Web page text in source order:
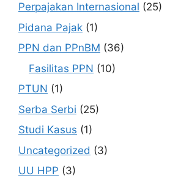
Perpajakan Internasional (25)
Pidana Pajak (1)
PPN dan PPnBM (36)
Fasilitas PPN (10)
PTUN (1)
Serba Serbi (25)
Studi Kasus (1)
Uncategorized (3)
UU HPP (3)